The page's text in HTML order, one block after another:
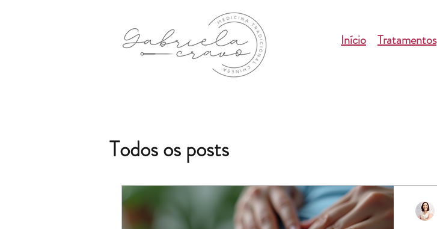
Início Tratamentos
Todos os posts